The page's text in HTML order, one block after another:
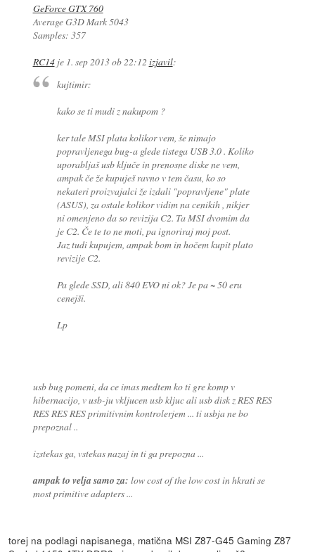
GeForce GTX 760
Average G3D Mark 5043
Samples: 357
RC14je 1. sep 2013 ob 22:12 izjavil:
kujtimir:
kako se ti mudi z nakupom ?
ker tale MSI plata kolikor vem, še nimajo
popravljenega bug-a glede tistega USB 3.0 . Koliko
uporabljaš usb ključe in prenosne diske ne vem,
ampak če že kupuješ ravno v tem času, ko so
nekateri proizvajalci že izdali "popravljene" plate
(ASUS), za ostale kolikor vidim na cenikih , nikjer
ni omenjeno da so revizija C2. Ta MSI dvomim da
je C2. Če te to ne moti, pa ignoriraj moj post.
Jaz tudi kupujem, ampak bom in hočem kupit plato
revizije C2.
Pa glede SSD, ali 840 EVO ni ok? Je pa ~ 50 eru
cenejši.
Lp
usb bug pomeni, da ce imas medtem ko ti gre komp v
hibernacijo, v usb-ju vkljucen usb kljuc ali usb disk z RES RES
RES RES RES primitivnim kontrolerjem ... ti usbja ne bo
prepoznal ..
izstekas ga, vstekas nazaj in ti ga prepozna ...
ampak to velja samo za: low cost of the low cost in hkrati se
most primitive adapters ...
torej na podlagi napisanega, matična MSI Z87-G45 Gaming Z87